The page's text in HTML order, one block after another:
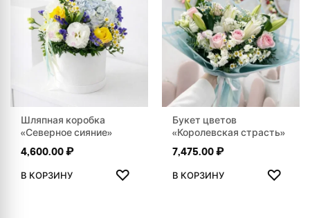
Шляпная коробка
«Северное сияние»
4,600.00₽
В КОРЗИНУ ♡
ДОБАВИТЬ В ИЗБРАННОЕ
Букет цветов
«Королевская страсть»
7,475.00₽
В КОРЗИНУ ♡